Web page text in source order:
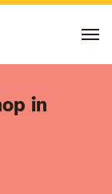
in